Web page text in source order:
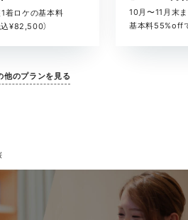
着ロケの基本料
¥82,500）
10月〜11月末
基本料55%off
他のプランを見る